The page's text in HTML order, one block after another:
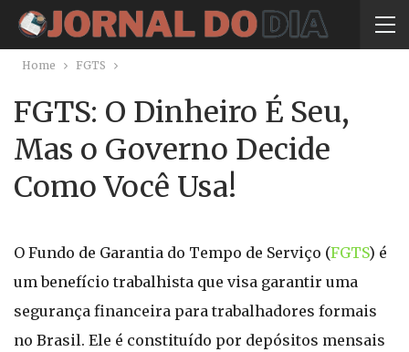
Home FGTS
FGTS: O Dinheiro É Seu,
Mas o Governo Decide
Como Você Usa!
O Fundo de Garantia do Tempo de Serviço (FGTS) é
um benefício trabalhista que visa garantir uma
segurança financeira para trabalhadores formais
no Brasil. Ele é constituído por depósitos mensais